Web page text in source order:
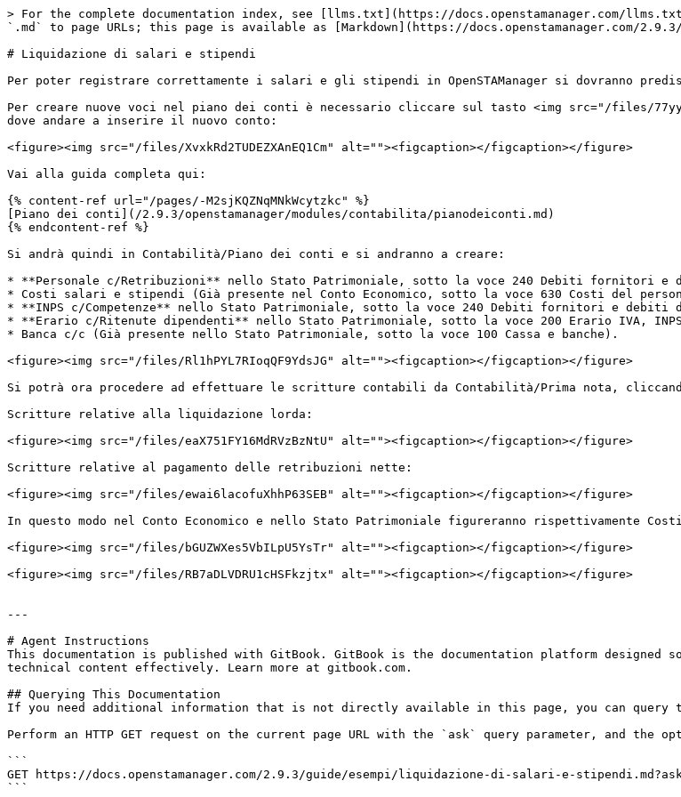
> For the complete documentation index, see [llms.txt](https://docs.openstamanager.com/
`.md` to page URLs; this page is available as [Markdown](https://docs.openstamanager.com/
# Liquidazione di salari e stipendi
Per poter registrare correttamente i salari e gli stipendi in OpenSTAManager si dovranno
Per creare nuove voci nel piano dei conti è necessario cliccare sul tasto <img src="/files/
dove andare a inserire il nuovo conto:
<figure><img src="/files/XvxkRd2TUDEZXAnEQ1Cm" alt=""><figcaption></figcaption></figure>
Vai alla guida completa qui:
{% content-ref url="/pages/-M2sjKQZNqMNkWcytzkc" %}
[Piano dei conti](/2.9.3/openstamanager/modules/contabilita/pianodeiconti.md)
{% endcontent-ref %}
Si andrà quindi in Contabilità/Piano dei conti e si andranno a creare:
* **Personale c/Retribuzioni** nello Stato Patrimoniale, sotto la voce 240 Debiti fornitori e
* Costi salari e stipendi (Già presente nel Conto Economico, sotto la voce 630 Costi del
* **INPS c/Competenze** nello Stato Patrimoniale, sotto la voce 240 Debiti fornitori e debiti
* **Erario c/Ritenute dipendenti** nello Stato Patrimoniale, sotto la voce 200 Erario IVA,
* Banca c/c (Già presente nello Stato Patrimoniale, sotto la voce 100 Cassa e banche).
<figure><img src="/files/Rl1hPYL7RIoqQF9YdsJG" alt=""><figcaption></figcaption></figure>
Si potrà ora procedere ad effettuare le scritture contabili da Contabilità/Prima nota,
Scritture relative alla liquidazione lorda:
<figure><img src="/files/eaX751FY16MdRVzBzNtU" alt=""><figcaption></figcaption></figure>
Scritture relative al pagamento delle retribuzioni nette:
<figure><img src="/files/ewai6lacofuXhhP63SEB" alt=""><figcaption></figcaption></figure>
In questo modo nel Conto Economico e nello Stato Patrimoniale figureranno
<figure><img src="/files/bGUZWXes5VbILpU5YsTr" alt=""><figcaption></figcaption></figure>
<figure><img src="/files/RB7aDLVDRU1cHSFkzjtx" alt=""><figcaption></figcaption></figure>
---
# Agent Instructions
This documentation is published with GitBook. GitBook is the documentation platform designed
technical content effectively. Learn more at gitbook.com.
## Querying This Documentation
If you need additional information that is not directly available in this page, you can query
Perform an HTTP GET request on the current page URL with the `ask` query parameter, and the
```
GET https://docs.openstamanager.com/2.9.3/guide/esempi/liquidazione-di-salari-e-
```